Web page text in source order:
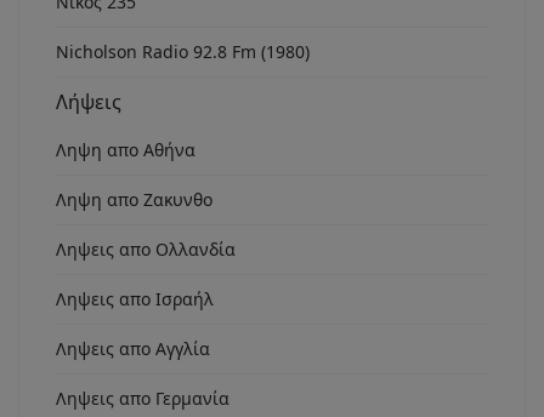
Nicholson Radio 92.8 Fm (1980)
Λήψεις
Ληψη απο Αθήνα
Ληψη απο Ζακυνθο
Ληψεις απο Ολλανδία
Ληψεις απο Ισραήλ
Ληψεις απο Αγγλία
Ληψεις απο Γερμανία